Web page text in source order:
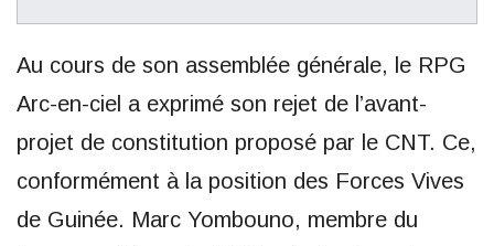
Au cours de son assemblée générale, le RPG
Arc-en-ciel a exprimé son rejet de l’avant-
projet de constitution proposé par le CNT. Ce,
conformément à la position des Forces Vives
de Guinée. Marc Yombouno, membre du